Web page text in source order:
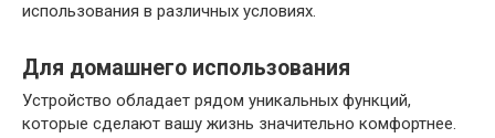
использования в различных условиях.
Для домашнего использования
Устройство обладает рядом уникальных функций,
которые сделают вашу жизнь значительно комфортнее.